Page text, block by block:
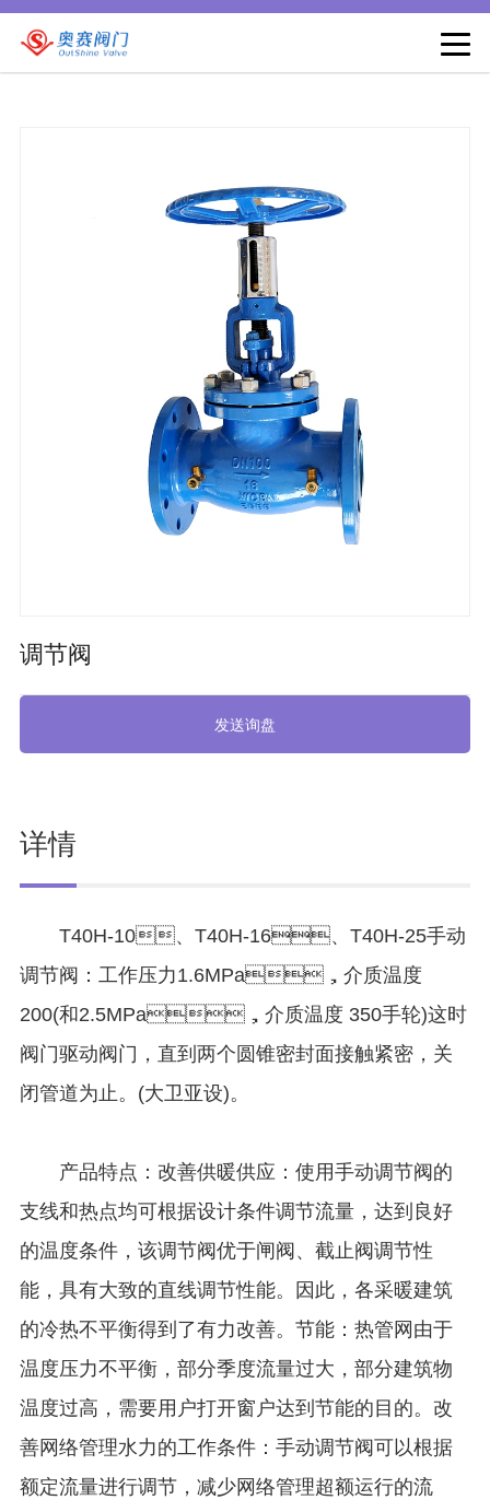
丝瓜视频色版APP免费下载
调节阀
发送询盘
详情
T40H-10、T40H-16、T40H-25手动
调节阀：工作压力1.6MPa，介质温度
200(和2.5MPa，介质温度 350手轮)这时
阀门驱动阀门，直到两个圆锥密封面接触紧密，关
闭管道为止。(大卫亚设)。
产品特点：改善供暖供应：使用手动调节阀的
支线和热点均可根据设计条件调节流量，达到良好
的温度条件，该调节阀优于闸阀、截止阀调节性
能，具有大致的直线调节性能。因此，各采暖建筑
的冷热不平衡得到了有力改善。节能：热管网由于
温度压力不平衡，部分季度流量过大，部分建筑物
温度过高，需要用户打开窗户达到节能的目的。改
善网络管理水力的工作条件：手动调节阀可以根据
额定流量进行调节，减少网络管理超额运行的流